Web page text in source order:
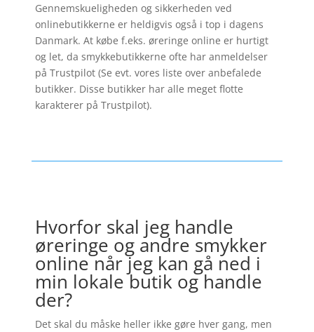
Gennemskueligheden og sikkerheden ved
onlinebutikkerne er heldigvis også i top i dagens
Danmark. At købe f.eks. øreringe online er hurtigt
og let, da smykkebutikkerne ofte har anmeldelser
på Trustpilot (Se evt. vores liste over anbefalede
butikker. Disse butikker har alle meget flotte
karakterer på Trustpilot).
Hvorfor skal jeg handle
øreringe og andre smykker
online når jeg kan gå ned i
min lokale butik og handle
der?
Det skal du måske heller ikke gøre hver gang, men